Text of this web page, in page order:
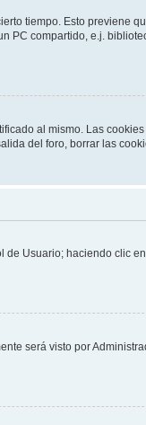
tiempo. Esto previene
PC compartido, e.j.
al mismo. Las
del foro, borrar las
Usuario; haciendo clic
será visto por